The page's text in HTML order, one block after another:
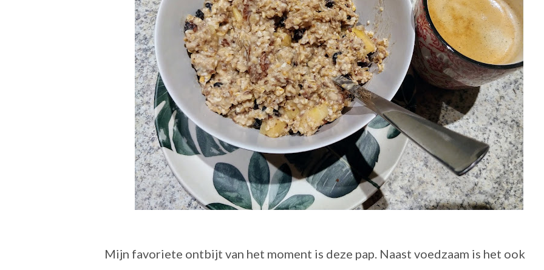
Mijn favoriete ontbijt van het moment is deze pap. Naast voedzaam is het ook